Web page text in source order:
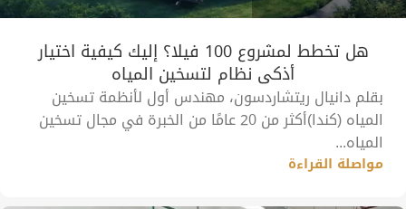
هل تخطط لمشروع 100 فيلا؟ إليك كيفية اختيار
أذكى نظام لتسخين المياه
بقلم دانيال ريتشاردسون، مهندس أول لأنظمة تسخين
المياه (كندا)أكثر من 20 عامًا من الخبرة في مجال تسخين
المياه...
مواصلة القراءة